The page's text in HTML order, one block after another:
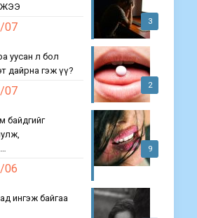
3
07
2
уусан л бол
дайрна гэж үү?
07
9
байдгийг
06
ингэж байгаа